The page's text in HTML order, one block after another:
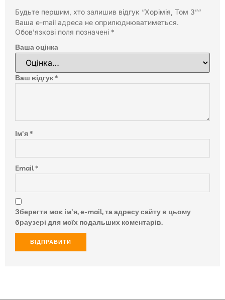
Будьте першим, хто залишив відгук “Хорімія, Том 3”“
Ваша e-mail адреса не оприлюднюватиметься.
Обов’язкові поля позначені *
Ваша оцінка
Ваш відгук*
Ім'я*
Email*
Зберегти моє ім'я, e-mail, та адресу сайту в цьому
браузері для моїх подальших коментарів.